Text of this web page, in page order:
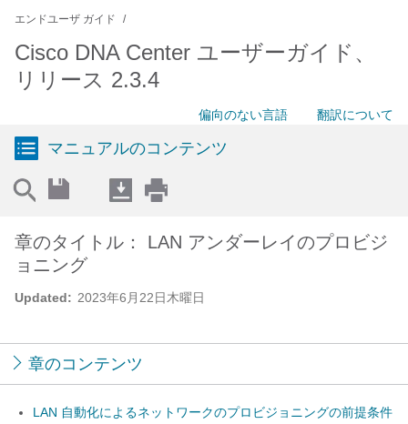
エンドユーザ ガイド
Cisco DNA Center ユーザーガイド、
リリース 2.3.4
偏向のない言語 翻訳について
マニュアルのコンテンツ
Updated: 2023年6月22日木曜日
章のタイトル： LAN アンダーレイのプロビジ
ョニング
章のコンテンツ
LAN 自動化によるネットワークのプロビジョニングの前提条件